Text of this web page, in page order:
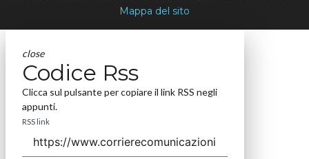
Mappa del sito
close
Codice Rss
Clicca sul pulsante per copiare il link RSS negli
appunti.
RSS link